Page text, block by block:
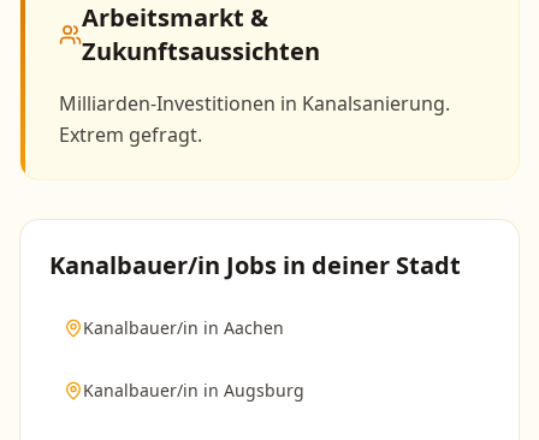
Arbeitsmarkt &
Zukunftsaussichten
Milliarden-Investitionen in Kanalsanierung.
Extrem gefragt.
Kanalbauer/in Jobs in deiner Stadt
Kanalbauer/in in Aachen
Kanalbauer/in in Augsburg